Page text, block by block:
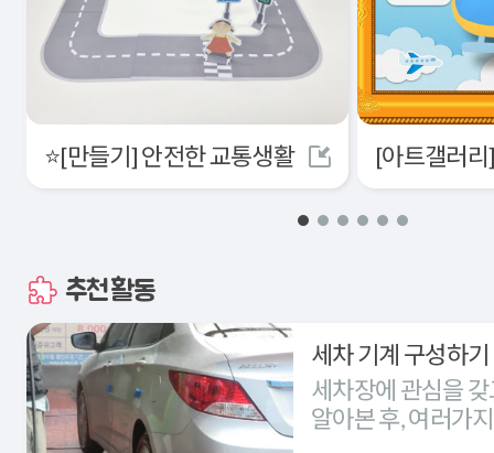
⭐[만들기] 안전한 교통생활
추천활동
세차 기계 구성하기
세차장에 관심을
알아본 후, 여러가